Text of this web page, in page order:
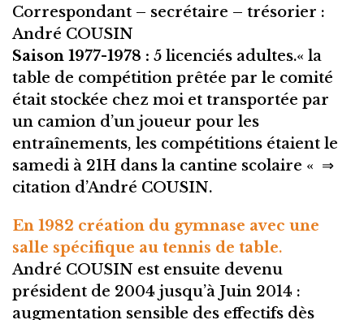
Correspondant – secrétaire – trésorier :
André COUSIN
Saison 1977-1978 : 5 licenciés adultes.« la
table de compétition prêtée par le comité
était stockée chez moi et transportée par
un camion d’un joueur pour les
entraînements, les compétitions étaient le
samedi à 21H dans la cantine scolaire « ⇒
citation d’André COUSIN.
En 1982 création du gymnase avec une
salle spécifique au tennis de table.
André COUSIN est ensuite devenu
président de 2004 jusqu’à Juin 2014 :
augmentation sensible des effectifs dès